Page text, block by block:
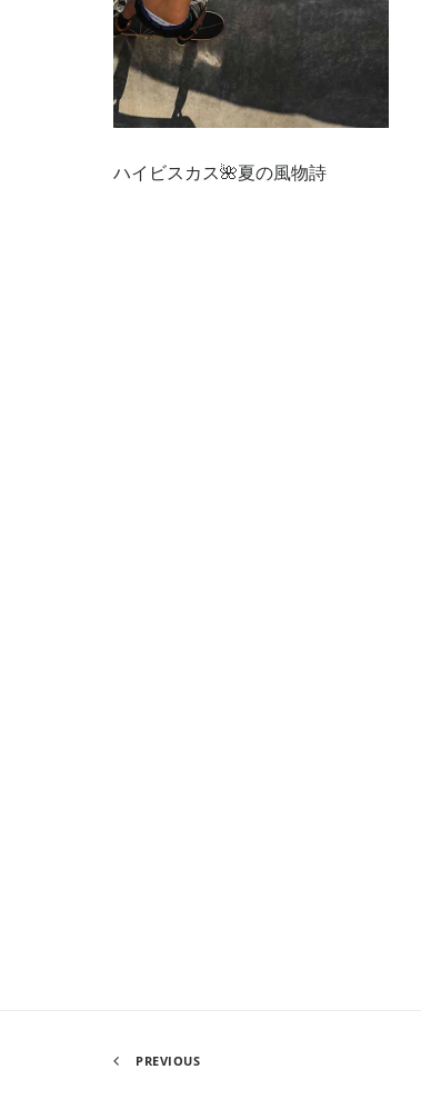
ハイビスカス🌺夏の風物詩
PREVIOUS